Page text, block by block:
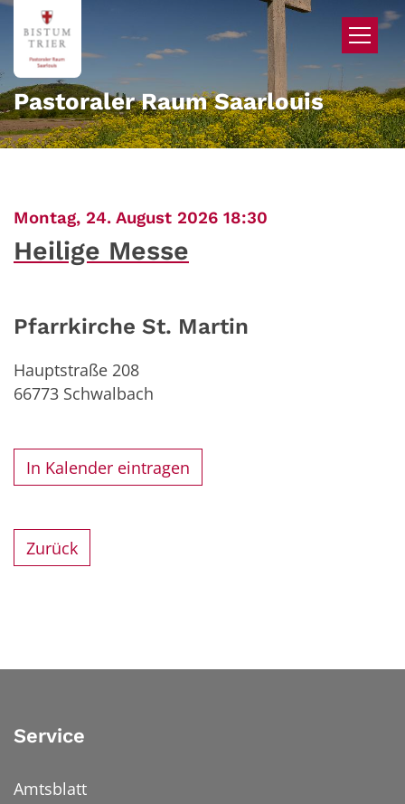
Zum Inhalt springen
Pastoraler Raum Saarlouis
Montag, 24. August 2026 18:30
Heilige Messe
Pfarrkirche St. Martin
Hauptstraße 208
66773 Schwalbach
In Kalender eintragen
Zurück
Service
Amtsblatt